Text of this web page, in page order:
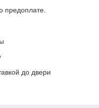
предоплате.
до двери